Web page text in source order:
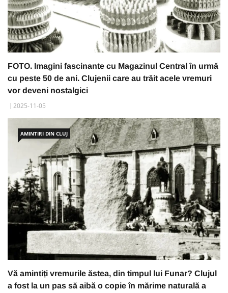
FOTO. Imagini fascinante cu Magazinul Central în urmă
cu peste 50 de ani. Clujenii care au trăit acele vremuri
vor deveni nostalgici
2025-11-05
AMINTIRI DIN CLUJ
Vă amintiți vremurile ăstea, din timpul lui Funar? Clujul
a fost la un pas să aibă o copie în mărime naturală a